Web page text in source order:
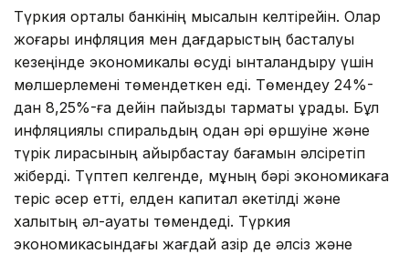
Түркия орталық банкінің мысалын келтірейін. Олар
жоғары инфляция мен дағдарыстың басталуы
кезеңінде экономикалық өсуді ынталандыру үшін
мөлшерлемені төмендеткен еді. Төмендеу 24%-
дан 8,25%-ға дейін пайыздық тармақты құрады. Бұл
инфляциялық спиральдың одан әрі өршуіне және
түрік лирасының айырбастау бағамын әлсіретіп
жіберді. Түптеп келгенде, мұның бәрі экономикаға
теріс әсер етті, елден капитал әкетілді және
халықтың әл-ауқаты төмендеді. Түркия
экономикасындағы жағдай қазір де әлсіз және